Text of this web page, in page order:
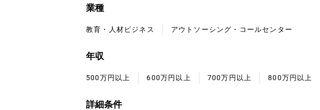
業種
教育・人材ビジネス アウトソーシング・コールセンター
年収
500万円以上 600万円以上 700万円以上 800万円以上
詳細条件